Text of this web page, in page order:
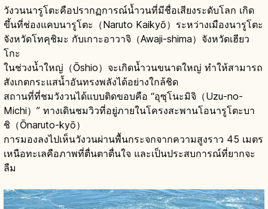
วังวนนารูโตะคือปรากฏการณ์น้ำวนที่มีชื่อเสียงระดับโลก เกิด
ขึ้นที่ช่องแคบนารูโตะ（Naruto Kaikyō）ระหว่างเมืองนารูโตะ
จังหวัดโทคุชิมะ กับเกาะอาวาจิ（Awaji-shima）จังหวัดเฮียว
โกะ
ในช่วงน้ำใหญ่（Ōshio）จะเกิดน้ำวนขนาดใหญ่ ทำให้สามารถ
สังเกตกระแสน้ำอันทรงพลังได้อย่างใกล้ชิด
สถานที่ที่ชมวังวนได้แบบติดขอบคือ “อุซุโนะมิจิ（Uzu-no-
Michi）” ทางเดินชมวิวที่อยู่ภายในโครงสะพานโอนารูโตะบา
ชิ（Ōnaruto-kyō）
การมองลงไปเห็นวังวนผ่านพื้นกระจกจากความสูงราว 45 เมตร
เหนือทะเลคือภาพที่ตื่นตาตื่นใจ และเป็นประสบการณ์ที่ยากจะ
ลืม